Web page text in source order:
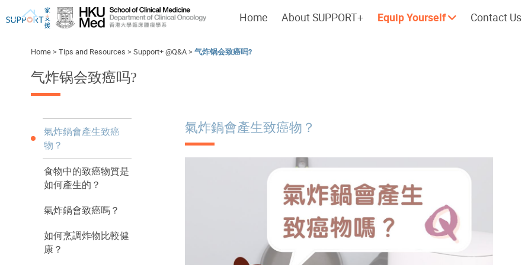
Home About SUPPORT+ Equip Yourself Contact Us
Home> Tips and Resources > Support+ @Q&A> 气炸锅会致癌吗?
气炸锅会致癌吗?
氣炸鍋會產生致癌
物？
食物中的致癌物質是
如何產生的？
氣炸鍋會致癌嗎？
如何烹調炸物比較健
康？
氣炸鍋會產生致癌物？